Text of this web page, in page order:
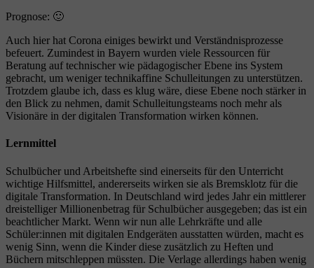
Prognose: 🙂
Auch hier hat Corona einiges bewirkt und Verständnisprozesse
befeuert. Zumindest in Bayern wurden viele Ressourcen für
Beratung auf technischer wie pädagogischer Ebene ins System
gebracht, um weniger technikaffine Schulleitungen zu unterstützen.
Trotzdem glaube ich, dass es klug wäre, diese Ebene noch stärker in
den Blick zu nehmen, damit Schulleitungsteams noch mehr als
Visionäre in der digitalen Transformation wirken können.
Lernmittel
Schulbücher und Arbeitshefte sind einerseits für den Unterricht
wichtige Hilfsmittel, andererseits wirken sie als Bremsklotz für die
digitale Transformation. In Deutschland wird jedes Jahr ein mittlerer
dreistelliger Millionenbetrag für Schulbücher ausgegeben; das ist ein
beachtlicher Markt. Wenn wir nun alle Lehrkräfte und alle
Schüler:innen mit digitalen Endgeräten ausstatten würden, macht es
wenig Sinn, wenn die Kinder diese zusätzlich zu Heften und
Büchern mitschleppen müssten. Die Verlage allerdings haben wenig